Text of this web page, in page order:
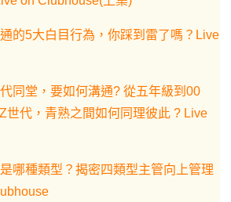
的5大白目行為，你踩到雷了嗎？Live
同堂，要如何溝通? 從五年級到00
世代，青熟之間如何同理彼此 ? Live
哪種類型？揭密四類型主管向上管理